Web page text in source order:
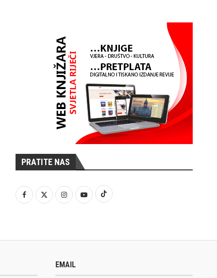
PRATITE NAS
EMAIL